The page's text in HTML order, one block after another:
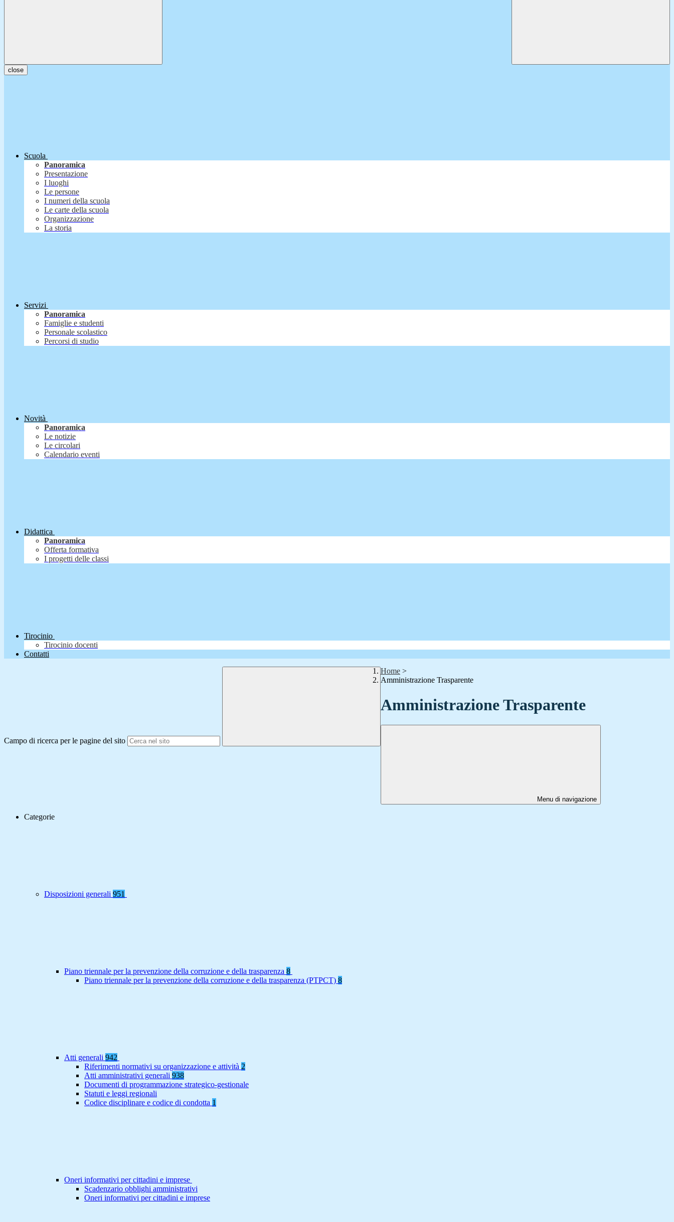
close
Scuola
Panoramica
Presentazione
I luoghi
Le persone
I numeri della scuola
Le carte della scuola
Organizzazione
La storia
Servizi
Panoramica
Famiglie e studenti
Personale scolastico
Percorsi di studio
Novità
Panoramica
Le notizie
Le circolari
Calendario eventi
Didattica
Panoramica
Offerta formativa
I progetti delle classi
Tirocinio
Tirocinio docenti
Contatti
Campo di ricerca per le pagine del sito
Home >
Amministrazione Trasparente
Amministrazione Trasparente
Menu di navigazione
Categorie
Disposizioni generali 951
Piano triennale per la prevenzione della corruzione e della trasparenza 8
Piano triennale per la prevenzione della corruzione e della trasparenza (PTPCT) 8
Atti generali 942
Riferimenti normativi su organizzazione e attività 2
Atti amministrativi generali 938
Documenti di programmazione strategico-gestionale
Statuti e leggi regionali
Codice disciplinare e codice di condotta 1
Oneri informativi per cittadini e imprese
Scadenzario obblighi amministrativi
Oneri informativi per cittadini e imprese